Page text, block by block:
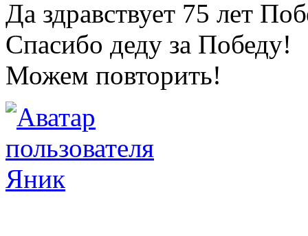
Да здравствует 75 лет
Спасибо деду за Победу!
Можем повторить!
Яник